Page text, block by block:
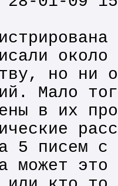
но ни
Мало
в их
5 писем
может